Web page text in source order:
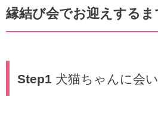
縁結び会でお迎えするま
Step1 犬猫ちゃんに会